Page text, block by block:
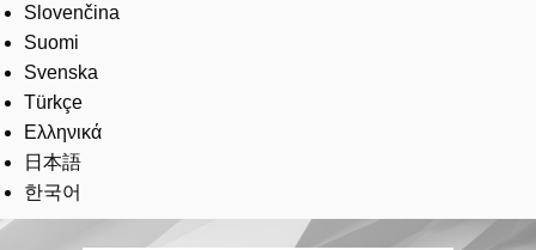
Slovenčina
Suomi
Svenska
Türkçe
Ελληνικά
日本語
한국어